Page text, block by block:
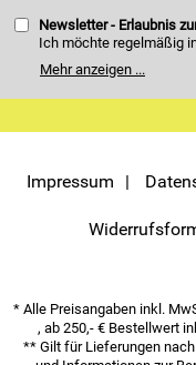
Newsletter - Erlaubnis
Ich möchte regelmäßig
weitergegeben. Zu
Servicemenü unten
Ende des Newsletters
Mehr anzeigen ...
Impressum
* Alle Preisangaben inkl.
, ab 250,- € Bestellwert
** Gilt für Lieferungen